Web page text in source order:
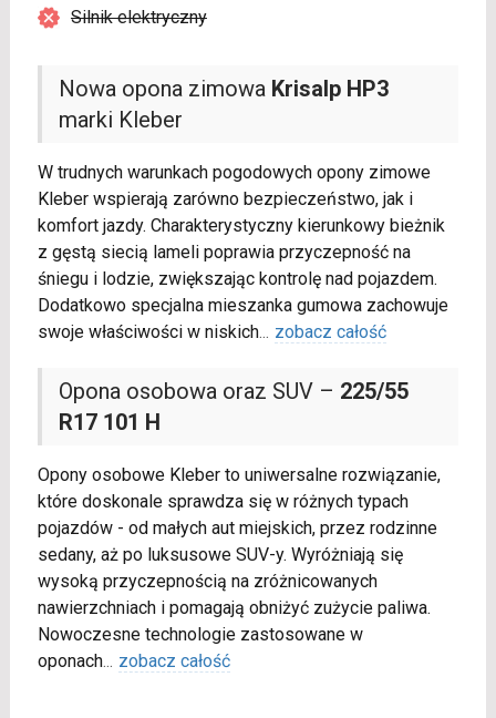
Nowa opona zimowa Krisalp HP3
marki Kleber
W trudnych warunkach pogodowych opony zimowe
Kleber wspierają zarówno bezpieczeństwo, jak i
komfort jazdy. Charakterystyczny kierunkowy bieżnik
z gęstą siecią lameli poprawia przyczepność na
śniegu i lodzie, zwiększając kontrolę nad pojazdem.
Dodatkowo specjalna mieszanka gumowa zachowuje
swoje właściwości w niskich... zobacz całość
Opona osobowa oraz SUV – 225/55
R17 101 H
Opony osobowe Kleber to uniwersalne rozwiązanie,
które doskonale sprawdza się w różnych typach
pojazdów - od małych aut miejskich, przez rodzinne
sedany, aż po luksusowe SUV-y. Wyróżniają się
wysoką przyczepnością na zróżnicowanych
nawierzchniach i pomagają obniżyć zużycie paliwa.
Nowoczesne technologie zastosowane w
oponach... zobacz całość
Silnik elektryczny